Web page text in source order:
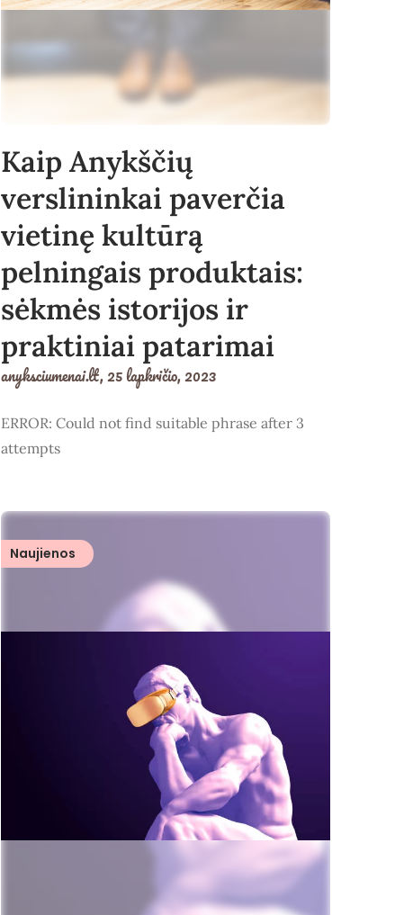
Kaip Anykščių
verslininkai paverčia
vietinę kultūrą
pelningais produktais:
sėkmės istorijos ir
praktiniai patarimai
anyksciumenai.lt,25 lapkričio, 2023
ERROR: Could not find suitable phrase after 3
attempts
Naujienos